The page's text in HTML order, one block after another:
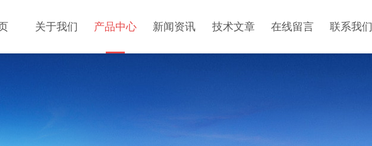
关于我们 产品中心 新闻资讯 技术文章 在线留言 联系我们